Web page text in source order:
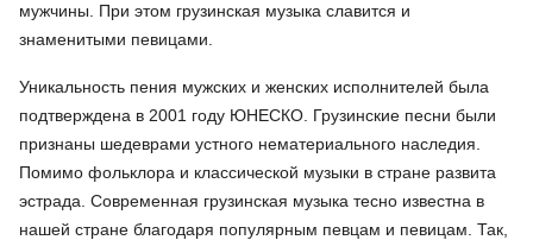
мужчины. При этом грузинская музыка славится и
знаменитыми певицами.
Уникальность пения мужских и женских исполнителей была
подтверждена в 2001 году ЮНЕСКО. Грузинские песни были
признаны шедеврами устного нематериального наследия.
Помимо фольклора и классической музыки в стране развита
эстрада. Современная грузинская музыка тесно известна в
нашей стране благодаря популярным певцам и певицам. Так,